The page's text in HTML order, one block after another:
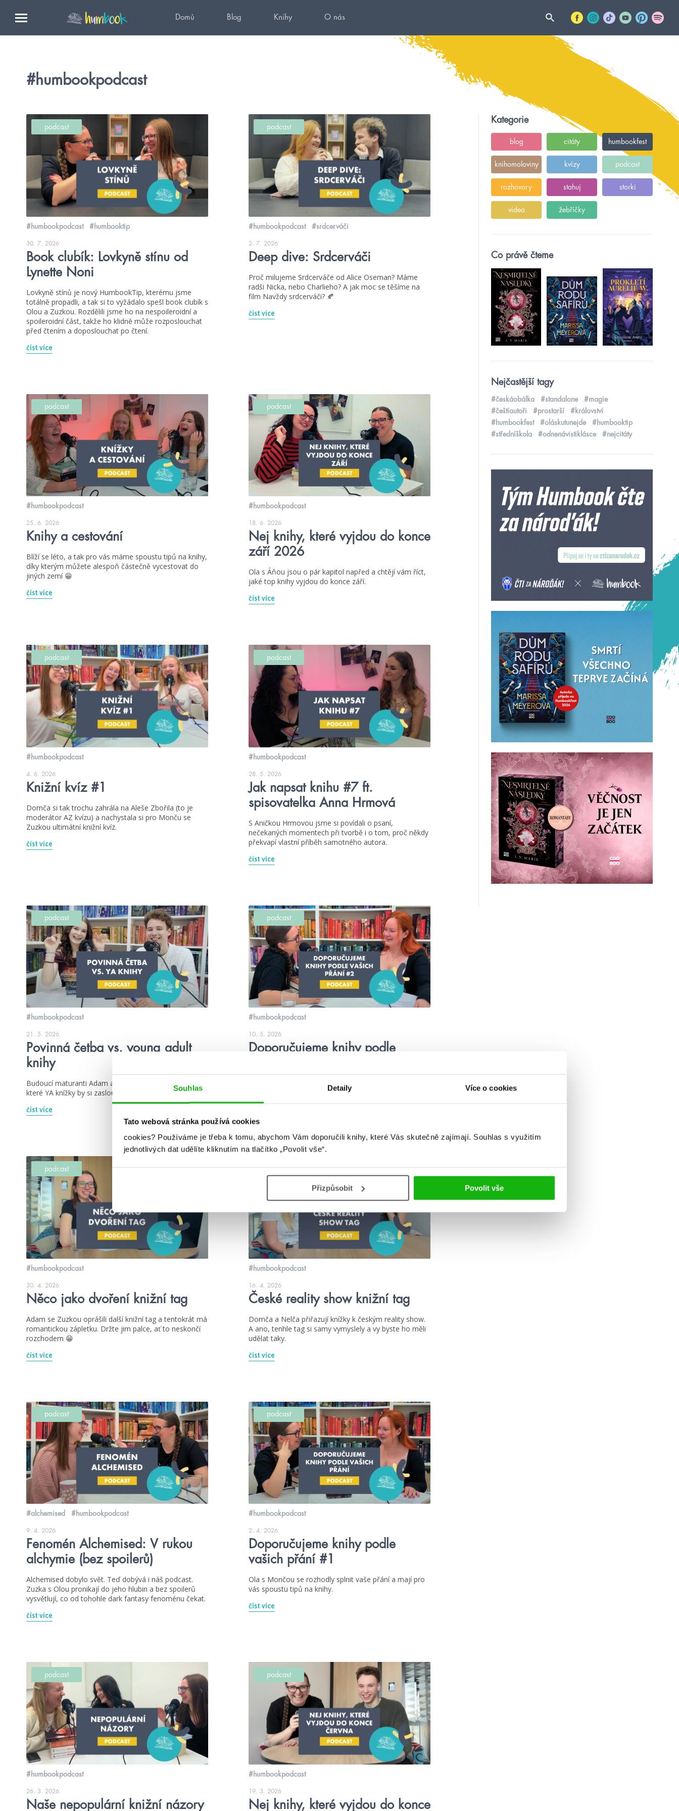
Souhlas Detaily Více o cookies
Tato webová stránka používá cookies
cookies? Používáme je třeba k tomu, abychom Vám doporučili knihy, které Vás skutečně zajímají. Souhlas s využitím
jednotlivých dat udělíte kliknutím na tlačítko „Povolit vše“.
Přizpůsobit Povolit vše
Domů Blog Knihy O nás
#humbookpodcast
podcast
#humbookpodcast #humbooktip
30. 7. 2026
Book clubík: Lovkyně stínu od
Lynette Noni
Lovkyně stínů je nový HumbookTip, kterému jsme
totálně propadli, a tak si to vyžádalo spešl book clubík s
Olou a Zuzkou. Rozdělili jsme ho na nespoileroidní a
spoileroidní část, takže ho klidně může rozposlouchat
před čtením a doposlouchat po čtení.
číst více
podcast
#humbookpodcast #srdcerváči
2. 7. 2026
Deep dive: Srdcerváči
Proč milujeme Srdcerváče od Alice Oseman? Máme
radši Nicka, nebo Charlieho? A jak moc se těšíme na
film Navždy srdcerváči? 🍂
číst více
podcast
#humbookpodcast
25. 6. 2026
Knihy a cestování
Blíží se léto, a tak pro vás máme spoustu tipů na knihy,
díky kterým můžete alespoň částečně vycestovat do
jiných zemí 😁
číst více
podcast
#humbookpodcast
18. 6. 2026
Nej knihy, které vyjdou do konce
září 2026
Ola s Áňou jsou o pár kapitol napřed a chtějí vám říct,
jaké top knihy vyjdou do konce září.
číst více
podcast
#humbookpodcast
4. 6. 2026
Knižní kvíz #1
Domča si tak trochu zahrála na Aleše Zbořila (to je
moderátor AZ kvízu) a nachystala si pro Monču se
Zuzkou ultimátní knižní kvíz.
číst více
podcast
#humbookpodcast
28. 5. 2026
Jak napsat knihu #7 ft.
spisovatelka Anna Hrmová
S Aničkou Hrmovou jsme si povídali o psaní,
nečekaných momentech při tvorbě i o tom, proč někdy
překvapí vlastní příběh samotného autora.
číst více
podcast
#humbookpodcast
21. 5. 2026
Povinná četba vs. young adult
knihy
Budoucí maturanti Adam a Nelča se zamýšlí nad tím,
které YA knížky by si zasloužily místo v povinné četbě.
číst více
podcast
#humbookpodcast
10. 5. 2026
Doporučujeme knihy podle
Ola s Mončou pro vás mají další hromadu tipů na knihy.
číst více
podcast
#humbookpodcast
30. 4. 2026
Něco jako dvoření knižní tag
Adam se Zuzkou oprášili další knižní tag a tentokrát má
romantickou zápletku. Držte jim palce, ať to neskončí
rozchodem 😁
číst více
#humbookpodcast
16. 4. 2026
České reality show knižní tag
Domča a Nelča přiřazují knížky k českým reality show.
A ano, tenhle tag si samy vymyslely a vy byste ho měli
udělat taky.
číst více
podcast
#alchemised #humbookpodcast
9. 4. 2026
Fenomén Alchemised: V rukou
alchymie (bez spoilerů)
Alchemised dobylo svět. Teď dobývá i náš podcast.
Zuzka s Olou pronikají do jeho hlubin a bez spoilerů
vysvětlují, co od tohohle dark fantasy fenoménu čekat.
číst více
podcast
#humbookpodcast
2. 4. 2026
Doporučujeme knihy podle
vašich přání #1
Ola s Mončou se rozhodly splnit vaše přání a mají pro
vás spoustu tipů na knihy.
číst více
podcast
#humbookpodcast
26. 3. 2026
Naše nepopulární knižní názory
podcast
#humbookpodcast
19. 3. 2026
Nej knihy, které vyjdou do konce
Kategorie
blog citáty humbookfest
knihomoloviny kvízy podcast
rozhovory stahuj storki
videa žebříčky
Co právě čteme
Nejčastější tagy
#českáobálka #standalone
#magie
#češtíautoři
#prostarší
#království
#humbookfest
#oláskutunejde
#humbooktip
#středníškola
#odnenávistiklásce #nejcitáty